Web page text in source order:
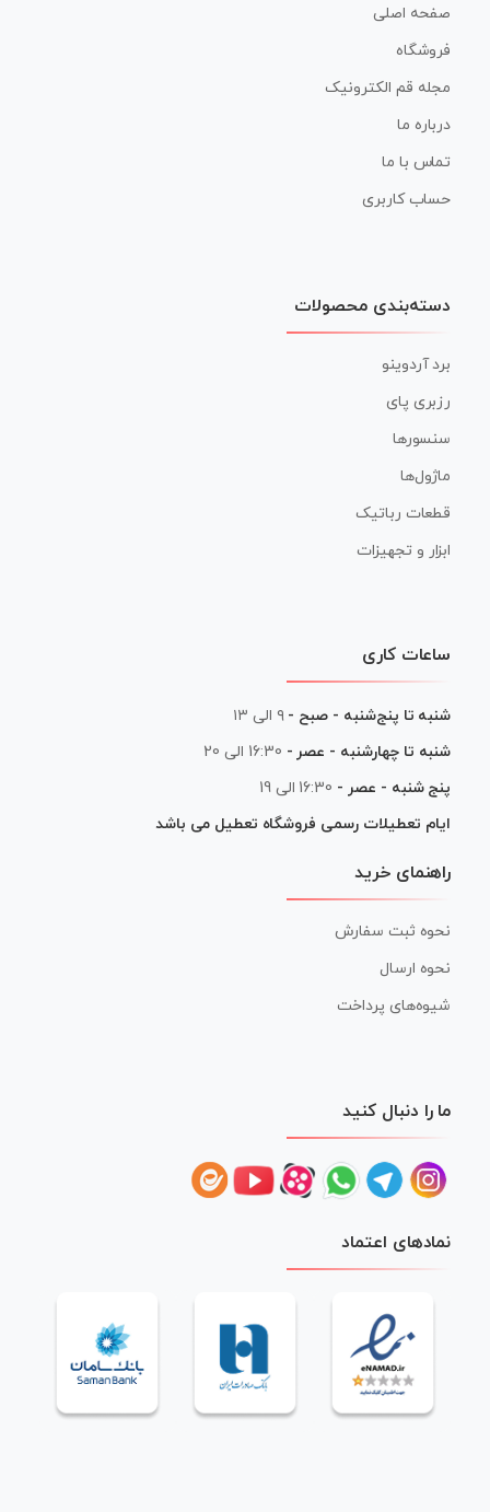
صفحه اصلی
فروشگاه
مجله قم الکترونیک
درباره ما
تماس با ما
حساب کاربری
دسته‌بندی محصولات
برد آردوینو
رزبری پای
سنسورها
ماژول‌ها
قطعات رباتیک
ابزار و تجهیزات
ساعات کاری
شنبه تا پنج‌شنبه - صبح - ۹ الی ۱۳
شنبه تا چهارشنبه - عصر - 16:30 الی 20
پنج شنبه - عصر - 16:30 الی 19
ایام تعطیلات رسمی فروشگاه تعطیل می باشد
راهنمای خرید
نحوه ثبت سفارش
نحوه ارسال
شیوه‌های پرداخت
ما را دنبال کنید
نمادهای اعتماد